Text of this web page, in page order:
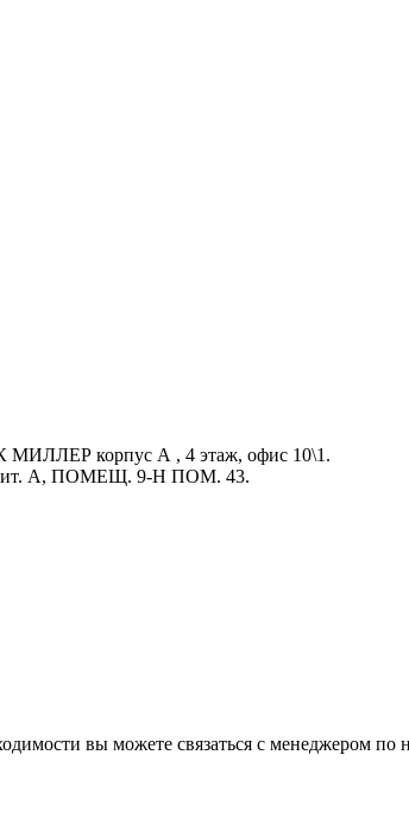
МИЛЛЕР корпус А , 4 этаж, офис 10\1.
лит. А, ПОМЕЩ. 9-Н ПОМ. 43.
вы можете связаться с менеджером по